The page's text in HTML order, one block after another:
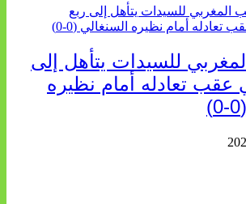
للسيدات يتأهل إلى
عقب تعادله أمام نظيره